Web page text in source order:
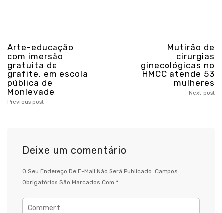
Arte-educação
com imersão
gratuita de
grafite, em escola
pública de
Monlevade
Previous post
Mutirão de
cirurgias
ginecológicas no
HMCC atende 53
mulheres
Next post
Deixe um comentário
O Seu Endereço De E-Mail Não Será Publicado. Campos
Obrigatórios São Marcados Com *